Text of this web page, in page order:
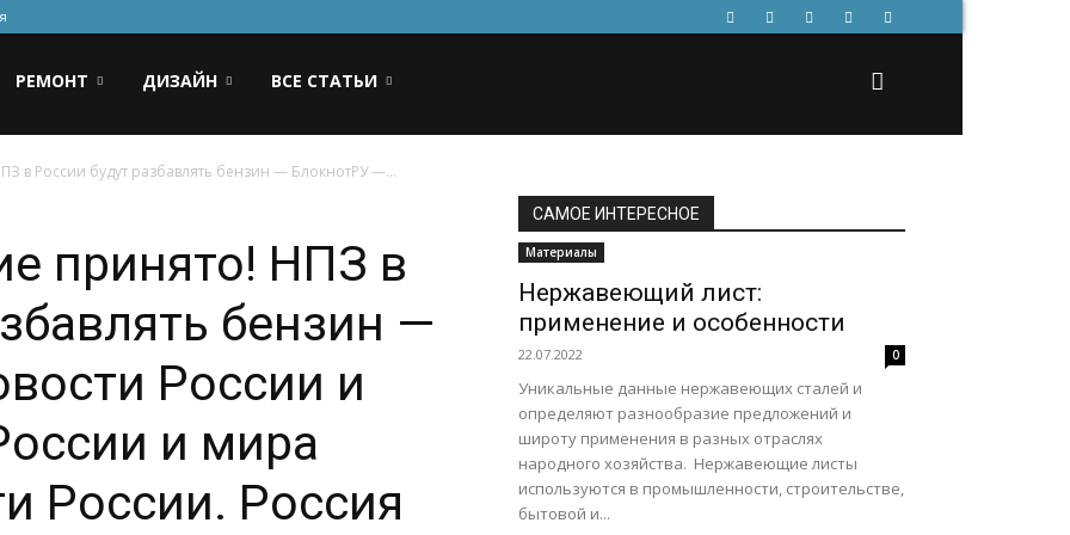
РЕМОНТ ДИЗАЙН ВСЕ СТАТЬИ
в России будут разбавлять бензин — БлокнотРУ —...
принято! НПЗ в
бензин —
России и
и мира
России. Россия
САМОЕ ИНТЕРЕСНОЕ
Материалы
Нержавеющий лист:
применение и особенности
22.07.2022 0
Уникальные данные нержавеющих сталей и
определяют разнообразие предложений и
широту применения в разных отраслях
народного хозяйства. Нержавеющие листы
используются в промышленности, строительстве,
бытовой и...